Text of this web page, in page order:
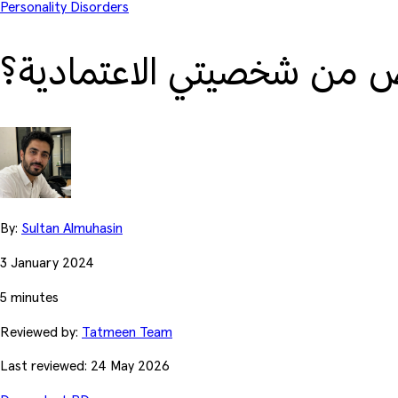
Personality Disorders
من شخصيتي الاعتمادية؟
By: Sultan Almuhasin
3 January 2024
5 minutes
Reviewed by: Tatmeen Team
Last reviewed: 24 May 2026